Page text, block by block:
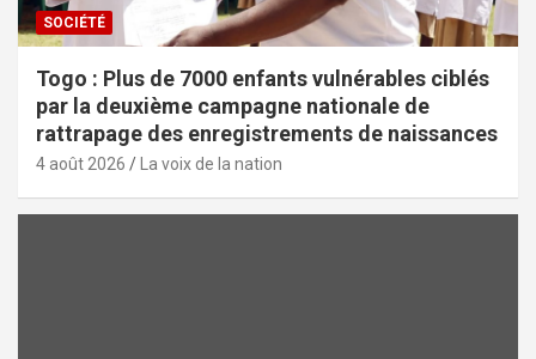
SOCIÉTÉ
Togo : Plus de 7000 enfants vulnérables ciblés
par la deuxième campagne nationale de
rattrapage des enregistrements de naissances
4 août 2026 La voix de la nation